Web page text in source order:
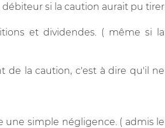
si la caution aurait pu tirer
et dividendes. ( même si la
de la caution, c'est à dire qu'il ne
une simple négligence. ( admis le